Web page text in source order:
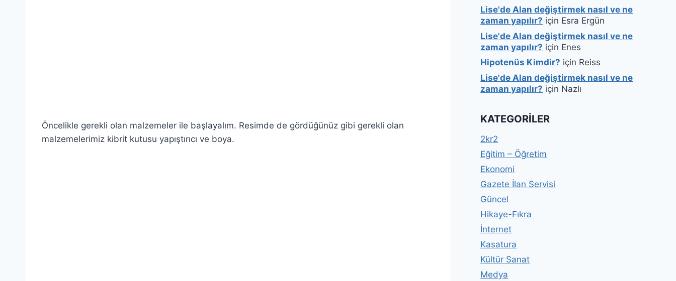
Öncelikle gerekli olan malzemeler ile başlayalım. Resimde de gördüğünüz gibi gerekli olan
malzemelerimiz kibrit kutusu yapıştırıcı ve boya.
Lise'de Alan değiştirmek nasıl ve ne
zaman yapılır? için Esra Ergün
Lise'de Alan değiştirmek nasıl ve ne
zaman yapılır? için Enes
Hipotenüs Kimdir? için Reiss
Lise'de Alan değiştirmek nasıl ve ne
zaman yapılır? için Nazlı
KATEGORILER
2kr2
Eğitim – Öğretim
Ekonomi
Gazete İlan Servisi
Güncel
Hikaye-Fıkra
İnternet
Kasatura
Kültür Sanat
Medya